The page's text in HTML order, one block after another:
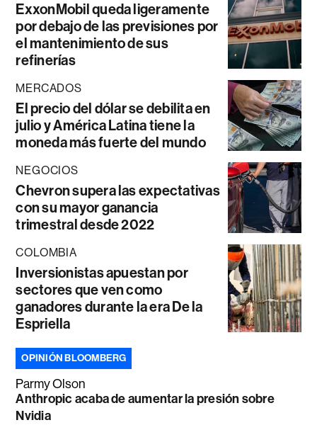
ExxonMobil queda ligeramente
por debajo de las previsiones por
el mantenimiento de sus
refinerías
MERCADOS
El precio del dólar se debilita en
julio y América Latina tiene la
moneda más fuerte del mundo
NEGOCIOS
Chevron supera las expectativas
con su mayor ganancia
trimestral desde 2022
COLOMBIA
Inversionistas apuestan por
sectores que ven como
ganadores durante la era De la
Espriella
OPINIÓN BLOOMBERG
Parmy Olson
Anthropic acaba de aumentar la presión sobre
Nvidia